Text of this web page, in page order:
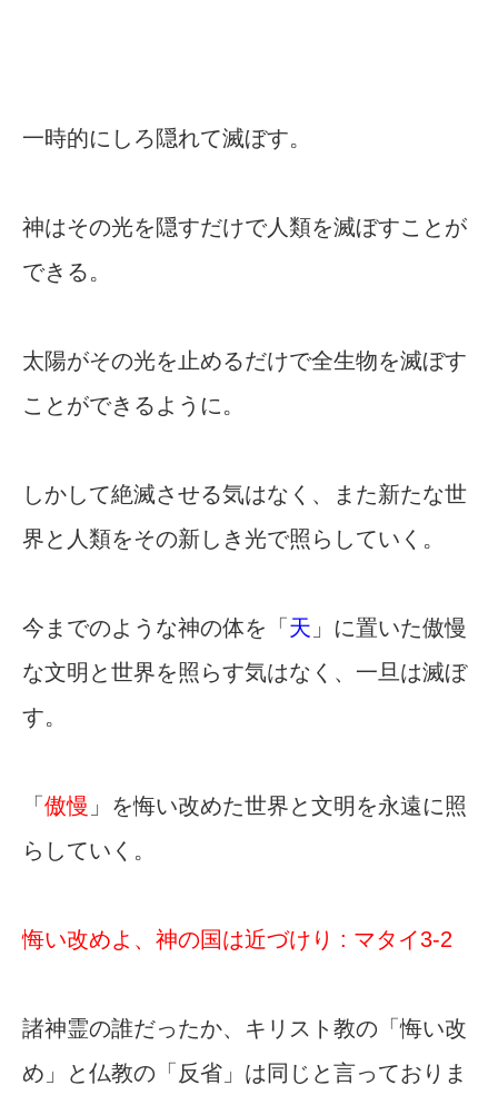
一時的にしろ隠れて滅ぼす。
神はその光を隠すだけで人類を滅ぼすことが
できる。
太陽がその光を止めるだけで全生物を滅ぼす
ことができるように。
しかして絶滅させる気はなく、また新たな世
界と人類をその新しき光で照らしていく。
今までのような神の体を「 天 」に置いた傲慢
な文明と世界を照らす気はなく、一旦は滅ぼ
す。
「 傲慢 」を悔い改めた世界と文明を永遠に照
らしていく。
悔い改めよ、神の国は近づけり : マタイ3-2
諸神霊の誰だったか、キリスト教の「悔い改
め」と仏教の「反省」は同じと言っておりま